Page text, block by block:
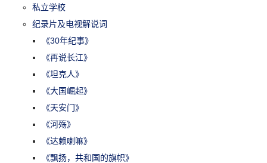
私立学校
纪录片及电视解说词
《30年纪事》
《再说长江》
《坦克人》
《大国崛起》
《天安门》
《河殇》
《达赖喇嘛》
《飘扬，共和国的旗帜》